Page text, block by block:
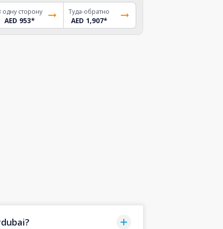
одну сторону
AED 953*
Туда-обратно
AED 1,907*